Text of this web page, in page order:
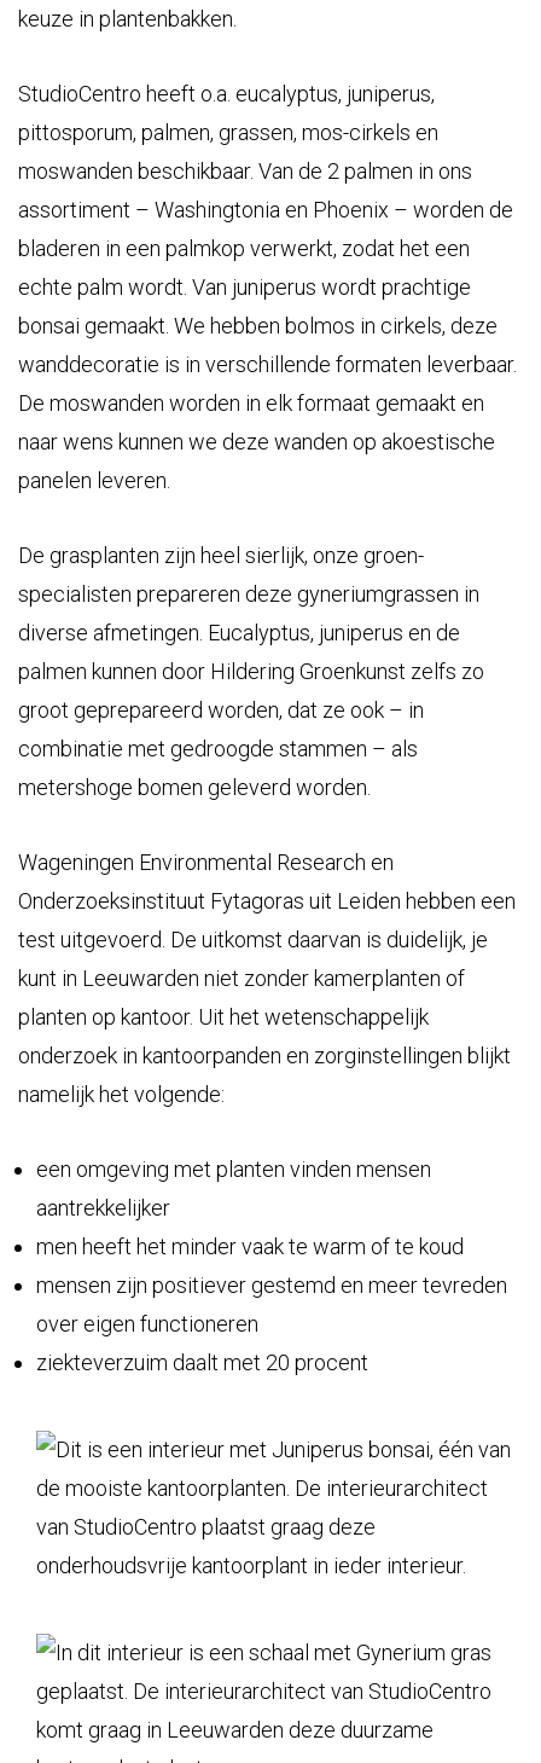
keuze in plantenbakken.
StudioCentro heeft o.a. eucalyptus, juniperus,
pittosporum, palmen, grassen, mos-cirkels en
moswanden beschikbaar. Van de 2 palmen in ons
assortiment – Washingtonia en Phoenix – worden de
bladeren in een palmkop verwerkt, zodat het een
echte palm wordt. Van juniperus wordt prachtige
bonsai gemaakt. We hebben bolmos in cirkels, deze
wanddecoratie is in verschillende formaten leverbaar.
De moswanden worden in elk formaat gemaakt en
naar wens kunnen we deze wanden op akoestische
panelen leveren.
De grasplanten zijn heel sierlijk, onze groen-
specialisten prepareren deze gyneriumgrassen in
diverse afmetingen. Eucalyptus, juniperus en de
palmen kunnen door Hildering Groenkunst zelfs zo
groot geprepareerd worden, dat ze ook – in
combinatie met gedroogde stammen – als
metershoge bomen geleverd worden.
Wageningen Environmental Research en
Onderzoeksinstituut Fytagoras uit Leiden hebben een
test uitgevoerd. De uitkomst daarvan is duidelijk, je
kunt in Leeuwarden niet zonder kamerplanten of
planten op kantoor. Uit het wetenschappelijk
onderzoek in kantoorpanden en zorginstellingen blijkt
namelijk het volgende:
een omgeving met planten vinden mensen
aantrekkelijker
men heeft het minder vaak te warm of te koud
mensen zijn positiever gestemd en meer tevreden
over eigen functioneren
ziekteverzuim daalt met 20 procent